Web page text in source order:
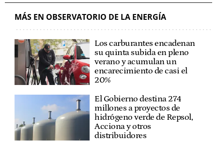
MÁS EN OBSERVATORIO DE LA ENERGÍA
Los carburantes encadenan
su quinta subida en pleno
verano y acumulan un
encarecimiento de casi el
20%
El Gobierno destina 274
millones a proyectos de
hidrógeno verde de Repsol,
Acciona y otros
distribuidores